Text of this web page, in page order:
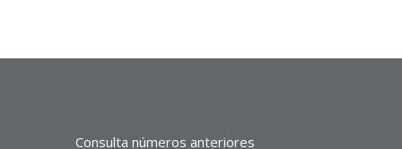
Consulta números anteriores